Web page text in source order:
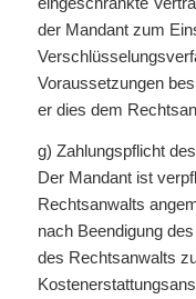
der Mandant zum
Voraussetzungen
er dies dem
g) Zahlungspflicht
Der Mandant ist
Rechtsanwalts
nach Beendigung
des Rechtsanwalts